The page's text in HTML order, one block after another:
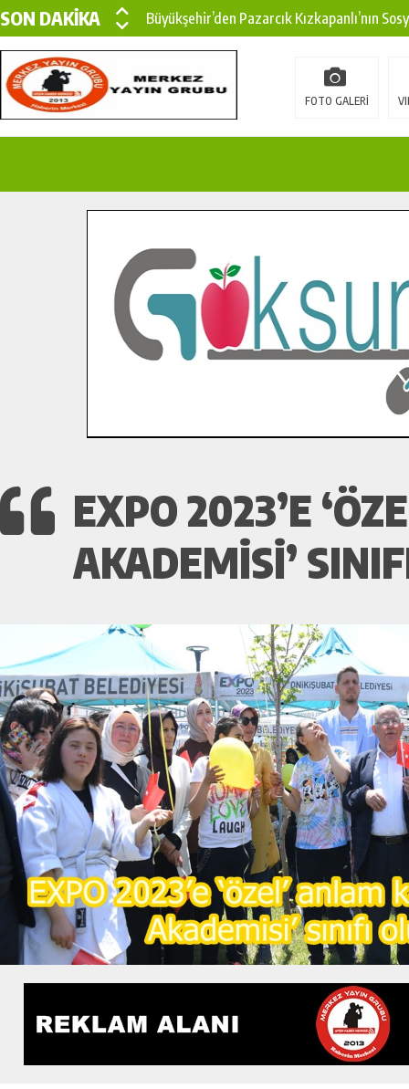
SON DAKİKA
Büyükşehir’den Pazarcık Kızkapanlı’nın
Büyükşehir’den Pazarcık Kırsalına Modern
Çin’den KSÜ’ye Uluslararası Başarı:
İlçe Jandarma Komutanı Karakaya’dan
Bertiz’in Yeni Köprüsünde Sona Doğru.
FOTO GALERİ
EXPO 2023’E
AKADEMISI’